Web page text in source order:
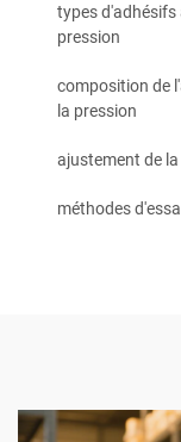
types d'adhésifs
pression
composition de
la pression
ajustement de
méthodes